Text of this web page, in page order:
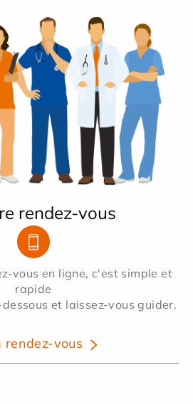
rendez-vous
vous en ligne, c'est simple et
rapide
et laissez-vous guider.
rendez-vous